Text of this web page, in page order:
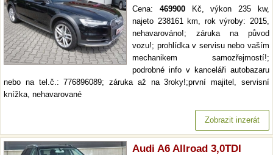
Cena: 469900Kč, výkon 235 kw,
najeto 238161 km, rok výroby: 2015,
nehavarováno!; záruka na původ
vozu!; prohlídka v servisu nebo vaším
mechanikem samozřejmostí!;
podrobné info v kanceláři autobazaru
nebo na tel.č.: 776896089; záruka až na 3roky!;první majitel, servisní
knížka, nehavarované
Zobrazit inzerát
Audi A6 Allroad 3,0TDI